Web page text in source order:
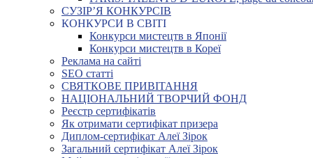
СУЗІР’Я КОНКУРСІВ
КОНКУРСИ В СВІТІ
Конкурси мистецтв в Японії
Конкурси мистецтв в Кореї
Реклама на сайті
SEO статті
СВЯТКОВЕ ПРИВІТАННЯ
НАЦІОНАЛЬНИЙ ТВОРЧИЙ ФОНД
Реєстр сертифікатів
Як отримати сертифікат призера
Диплом-сертифікат Алеї Зірок
Загальний сертифікат Алеї Зірок